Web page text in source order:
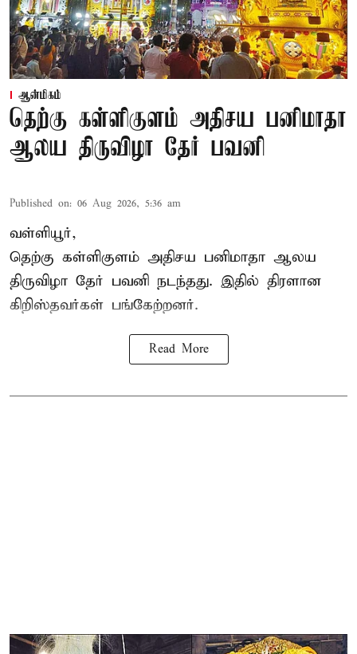
ஆன்மிகம்
தெற்கு கள்ளிகுளம் அதிசய பனிமாதா
ஆலய திருவிழா தேர் பவனி
Published on: 06 Aug 2026, 5:36 am
வள்ளியூர்,
தெற்கு கள்ளிகுளம் அதிசய பனிமாதா ஆலய
திருவிழா தேர் பவனி நடந்தது. இதில் திரளான
கிறிஸ்தவர்கள் பங்கேற்றனர்.
Read More